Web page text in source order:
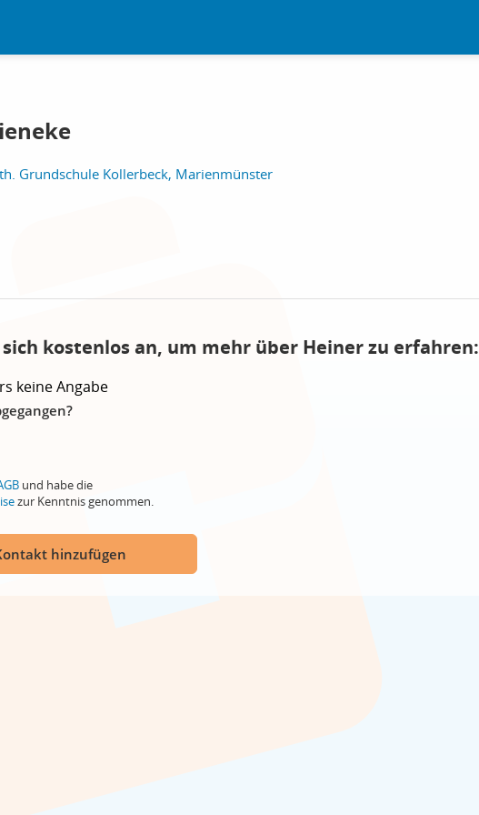
Grundschule Kollerbeck, Marienmünster
sich kostenlos an, um mehr über Heiner zu erfahren:
keine Angabe
und habe die
zur Kenntnis genommen.
hinzufügen